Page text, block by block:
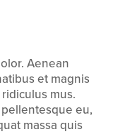
Aenean
et magnis
mus.
eu,
massa quis